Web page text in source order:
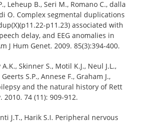
Leheup B., Seri M., Romano C., dalla
O. Complex segmental duplications
p11.23) associated with
delay, and EEG anomalies in
J Hum Genet. 2009. 85(3):394-400.
Skinner S., Motil K.J., Neul J.L.,
S.P., Annese F., Graham J.,
and the natural history of Rett
74 (11): 909-912.
J.T., Harik S.I. Peripheral nervous